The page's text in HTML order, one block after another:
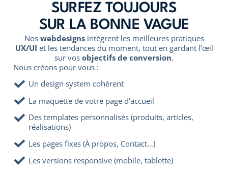
SURFEZ TOUJOURS
SUR LA BONNE VAGUE
Noswebdesignsintègrent les meilleures pratiques
UX/UI et les tendances du moment, tout en gardant l’œil
sur vosobjectifs de conversion.
Nous créons pour vous :
Un design system cohérent
La maquette de votre page d’accueil
Des templates personnalisés (produits, articles,
réalisations)
Les pages fixes (À propos, Contact…)
Les versions responsive (mobile, tablette)